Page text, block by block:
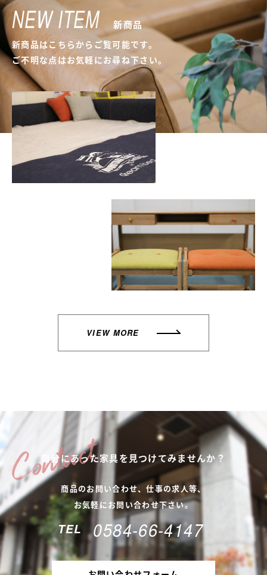
NEW ITEM 新商品
新商品はこちらからご覧可能です。
ご不明な点はお気軽にお尋ね下さい。
VIEW MORE
自分にあった家具を見つけてみませんか？
商品のお問い合わせ、仕事の求人等、
お気軽にお問い合わせ下さい。
TEL 0584-66-4147